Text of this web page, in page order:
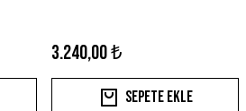
3.240,00 ₺
Sepete Ekle